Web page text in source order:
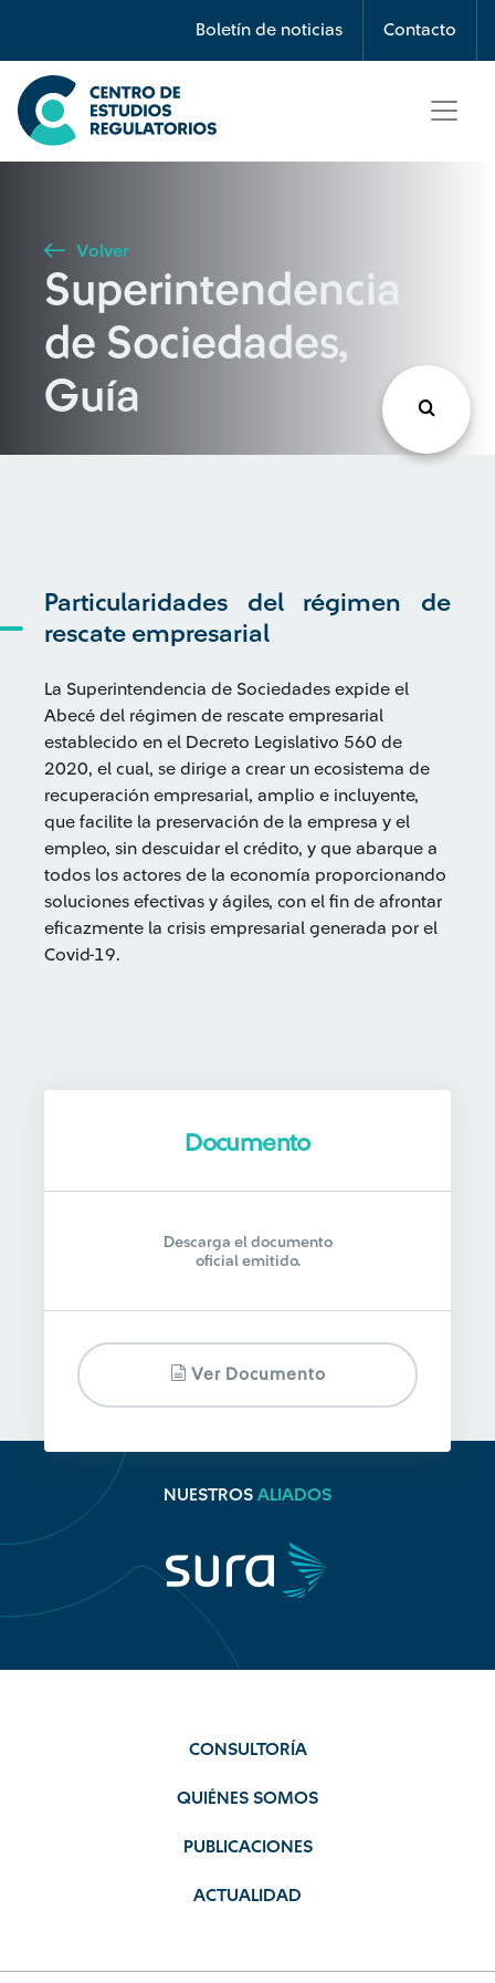
Boletín de noticias Contacto
Búsqueda
Seleccione país
Buscar
Volver
Superintendencia
de Sociedades,
Guía
Particularidades del régimen de
rescate empresarial
La Superintendencia de Sociedades expide el
Abecé del régimen de rescate empresarial
establecido en el Decreto Legislativo 560 de
2020, el cual, se dirige a crear un ecosistema de
recuperación empresarial, amplio e incluyente,
que facilite la preservación de la empresa y el
empleo, sin descuidar el crédito, y que abarque a
todos los actores de la economía proporcionando
soluciones efectivas y ágiles, con el fin de afrontar
eficazmente la crisis empresarial generada por el
Covid-19.
Documento
Descarga el documento
oficial emitido.
Ver Documento
NUESTROS ALIADOS
CONSULTORÍA
QUIÉNES SOMOS
PUBLICACIONES
ACTUALIDAD